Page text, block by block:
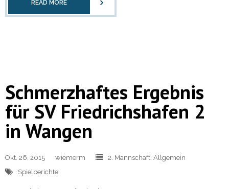
READ MORE
Schmerzhaftes Ergebnis
für SV Friedrichshafen 2
in Wangen
Okt. 26, 2015 wiemerm 2. Mannschaft, Allgemein
Spielberichte